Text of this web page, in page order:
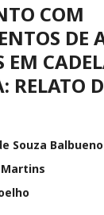
COM
DE
EM
RELATO
Souza Balbueno
Martins